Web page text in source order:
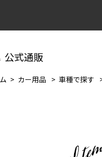
公式通販
カー用品 車種で探す